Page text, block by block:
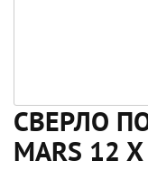
СВЕРЛО
MARS 12